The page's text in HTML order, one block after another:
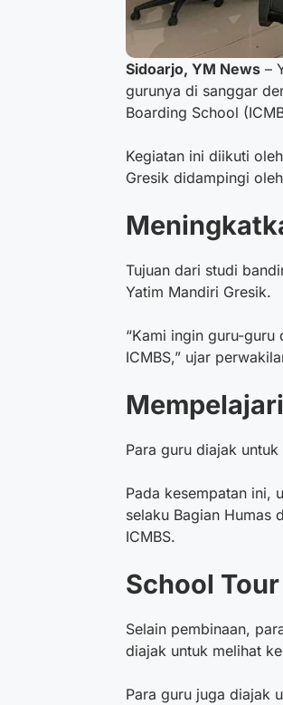
Sidoarjo, YM News –
gurunya di sanggar
Boarding School
Kegiatan ini diikuti
Gresik didampingi
Tujuan dari studi
Yatim Mandiri Gresik.
“Kami ingin guru-
ICMBS,” ujar
Para guru diajak
Pada kesempatan ini,
selaku Bagian Humas
ICMBS.
School Tour
Selain pembinaan,
diajak untuk melihat
Para guru juga diajak